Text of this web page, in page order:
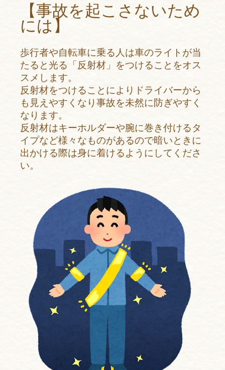
【事故を起こさないため
には】
歩行者や自転車に乗る人は車のライトが当
たると光る「反射材」をつけることをオス
スメします。
反射材をつけることによりドライバーから
も見えやすくなり事故を未然に防ぎやすく
なります。
反射材はキーホルダーや腕に巻き付けるタ
イプなど様々なものがあるので暗いときに
出かける際は身に着けるようにしてくださ
い。